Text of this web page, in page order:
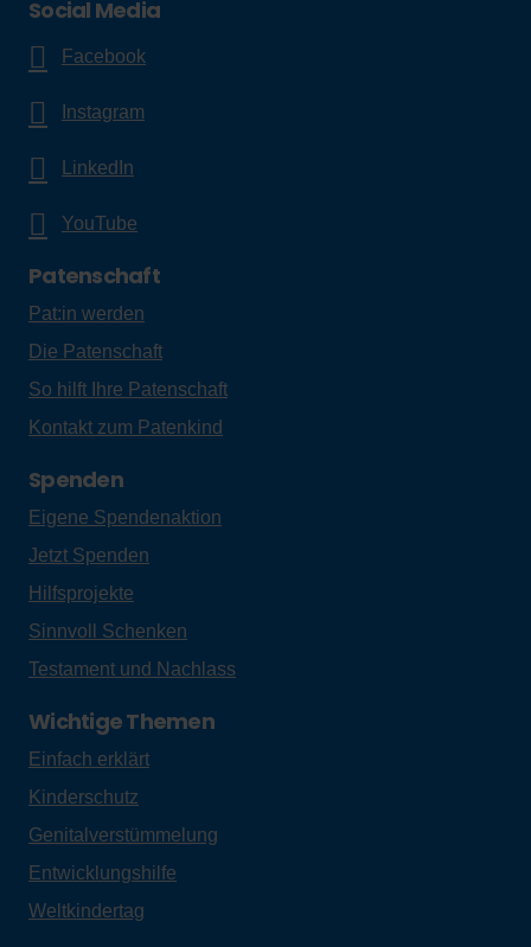
Social Media
Facebook
Instagram
LinkedIn
YouTube
Patenschaft
Pat:in werden
Die Patenschaft
So hilft Ihre Patenschaft
Kontakt zum Patenkind
Spenden
Eigene Spendenaktion
Jetzt Spenden
Hilfsprojekte
Sinnvoll Schenken
Testament und Nachlass
Wichtige Themen
Einfach erklärt
Kinderschutz
Genitalverstümmelung
Entwicklungshilfe
Weltkindertag